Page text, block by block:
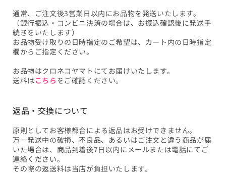
通常、ご注文後3営業日以内にお品物を発送いたします。
（銀行振込・コンビニ決済の場合は、お振込確認後に発送手
続きをいたします）
お品物受け取りの日時指定のご希望は、カート内の日時指定
欄からご指定ください。
お品物はクロネコヤマトにてお届けいたします。
送料は こちらをご確認ください。
返品・交換について
原則としてお客様都合による返品はお受けできません。
万一発送中の破損、不良品、あるいはご注文と違う商品が届
いた場合は、商品到着後7日以内にメールまたは電話にてご
連絡ください。
その際の返送料は当店が負担いたします。